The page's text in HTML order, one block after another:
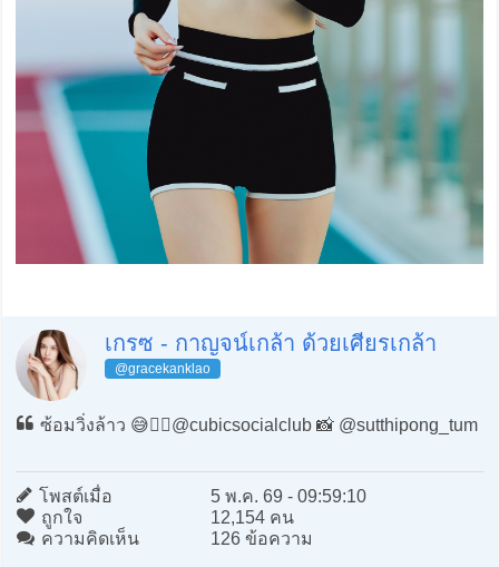
เกรซ - กาญจน์เกล้า ด้วยเศียรเกล้า
@gracekanklao
ซ้อมวิ่งล้าว 😅✌🏻@cubicsocialclub 📸 @sutthipong_tum
โพสต์เมื่อ
5 พ.ค. 69 - 09:59:10
ถูกใจ
12,154 คน
ความคิดเห็น
126 ข้อความ